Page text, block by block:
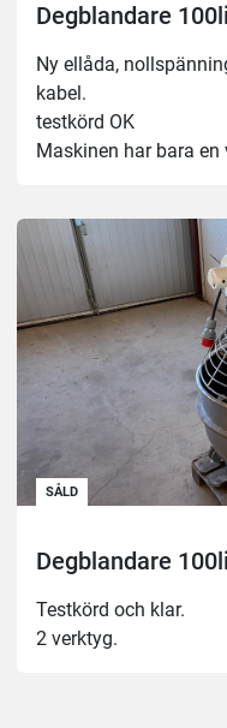
Degblandare
Ny ellåda,
kabel.
testkörd OK
Maskinen har bara en
SÅLD
Degblandare
Testkörd och klar.
2 verktyg.